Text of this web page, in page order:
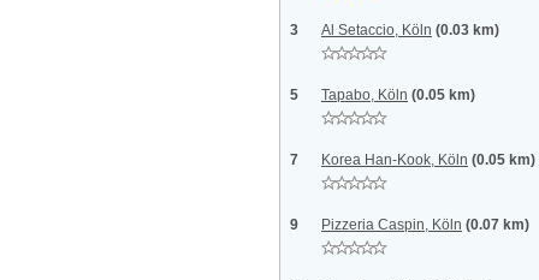
3 Al Setaccio, Köln (0.03 km)
5 Tapabo, Köln (0.05 km)
7 Korea Han-Kook, Köln (0.05 km)
9 Pizzeria Caspin, Köln (0.07 km)